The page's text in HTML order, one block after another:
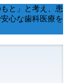
と」と考え、患
心な歯科医療を